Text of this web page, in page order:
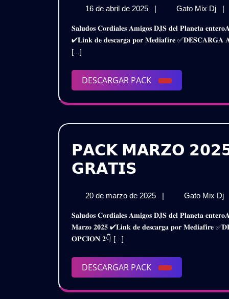
16 de abril de 2025
16
abril
de
| Gato Mix Dj
–
|
𝐒𝐚𝐥𝐮𝐝𝐨𝐬 𝐂𝐨𝐫𝐝𝐢𝐚𝐥𝐞𝐬 𝐀𝐦𝐢𝐠𝐨𝐬 𝐃𝐉𝐒 𝐝𝐞𝐥 𝐏𝐥𝐚𝐧𝐞𝐭𝐚 𝐞𝐧𝐭𝐞𝐫𝐨𝐀𝐪𝐮𝐢 𝐥𝐞𝐬 𝐏𝐫𝐞𝐬𝐞𝐧𝐭𝐨 𝐞𝐬𝐭𝐞 𝐌𝐞𝐠𝐚 𝐏𝐚𝐜𝐤𝐃𝐣 𝐋𝐞𝐱𝐞𝐝𝐢𝐭 – 𝐀𝐛𝐫𝐢𝐥 𝟐𝟎𝟐𝟓
✔𝐋𝐢𝐧𝐤 𝐝𝐞 𝐝𝐞𝐬𝐜𝐚𝐫𝐠𝐚 𝐩𝐨𝐫 𝐌𝐞𝐝𝐢𝐚𝐟𝐢𝐫𝐞
[...]
DESCARGAR PACK
DESCARGAR
PACK
𝗣𝗔𝗖𝗞 𝗠𝗔𝗥𝗭𝗢 𝟮𝟬𝟮𝟱
𝗚𝗥𝗔𝗧𝗜𝗦
𝟮𝟬𝟮𝟱
–
𝗟𝗘𝗫𝗘𝗗𝗜𝗧
|
20 de marzo de 2025
20
marzo
de
| Gato Mix Dj
–
𝐒𝐚𝐥𝐮𝐝𝐨𝐬 𝐂𝐨𝐫𝐝𝐢𝐚𝐥𝐞𝐬 𝐀𝐦𝐢𝐠𝐨𝐬 𝐃𝐉𝐒 𝐝𝐞𝐥 𝐏𝐥𝐚𝐧𝐞𝐭𝐚 𝐞𝐧𝐭𝐞𝐫𝐨𝐀𝐪𝐮𝐢 𝐥𝐞𝐬 𝐏𝐫𝐞𝐬𝐞𝐧𝐭𝐨 𝐞𝐬𝐭𝐞 𝐌𝐞𝐠𝐚 𝐏𝐚𝐜𝐤𝐃𝐣 𝐋𝐞𝐱𝐞𝐝𝐢𝐭 – 𝐀𝐜𝐭𝐮𝐚𝐥𝐢𝐳𝐚𝐜𝐢𝐨𝐧
𝐌𝐚𝐫𝐳𝐨 𝟐𝟎𝟐𝟓 ✔𝐋𝐢𝐧𝐤 𝐝𝐞 𝐝𝐞𝐬𝐜𝐚𝐫𝐠𝐚 𝐩𝐨𝐫
𝐎𝐏𝐂𝐈𝐎𝐍 𝟐👇 [...]
DESCARGAR PACK
DESCARGAR
PACK